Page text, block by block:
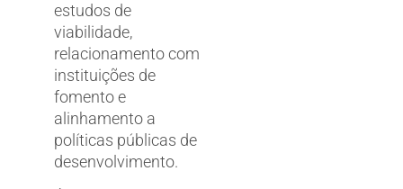
estudos de
viabilidade,
relacionamento com
instituições de
fomento e
alinhamento a
políticas públicas de
desenvolvimento.